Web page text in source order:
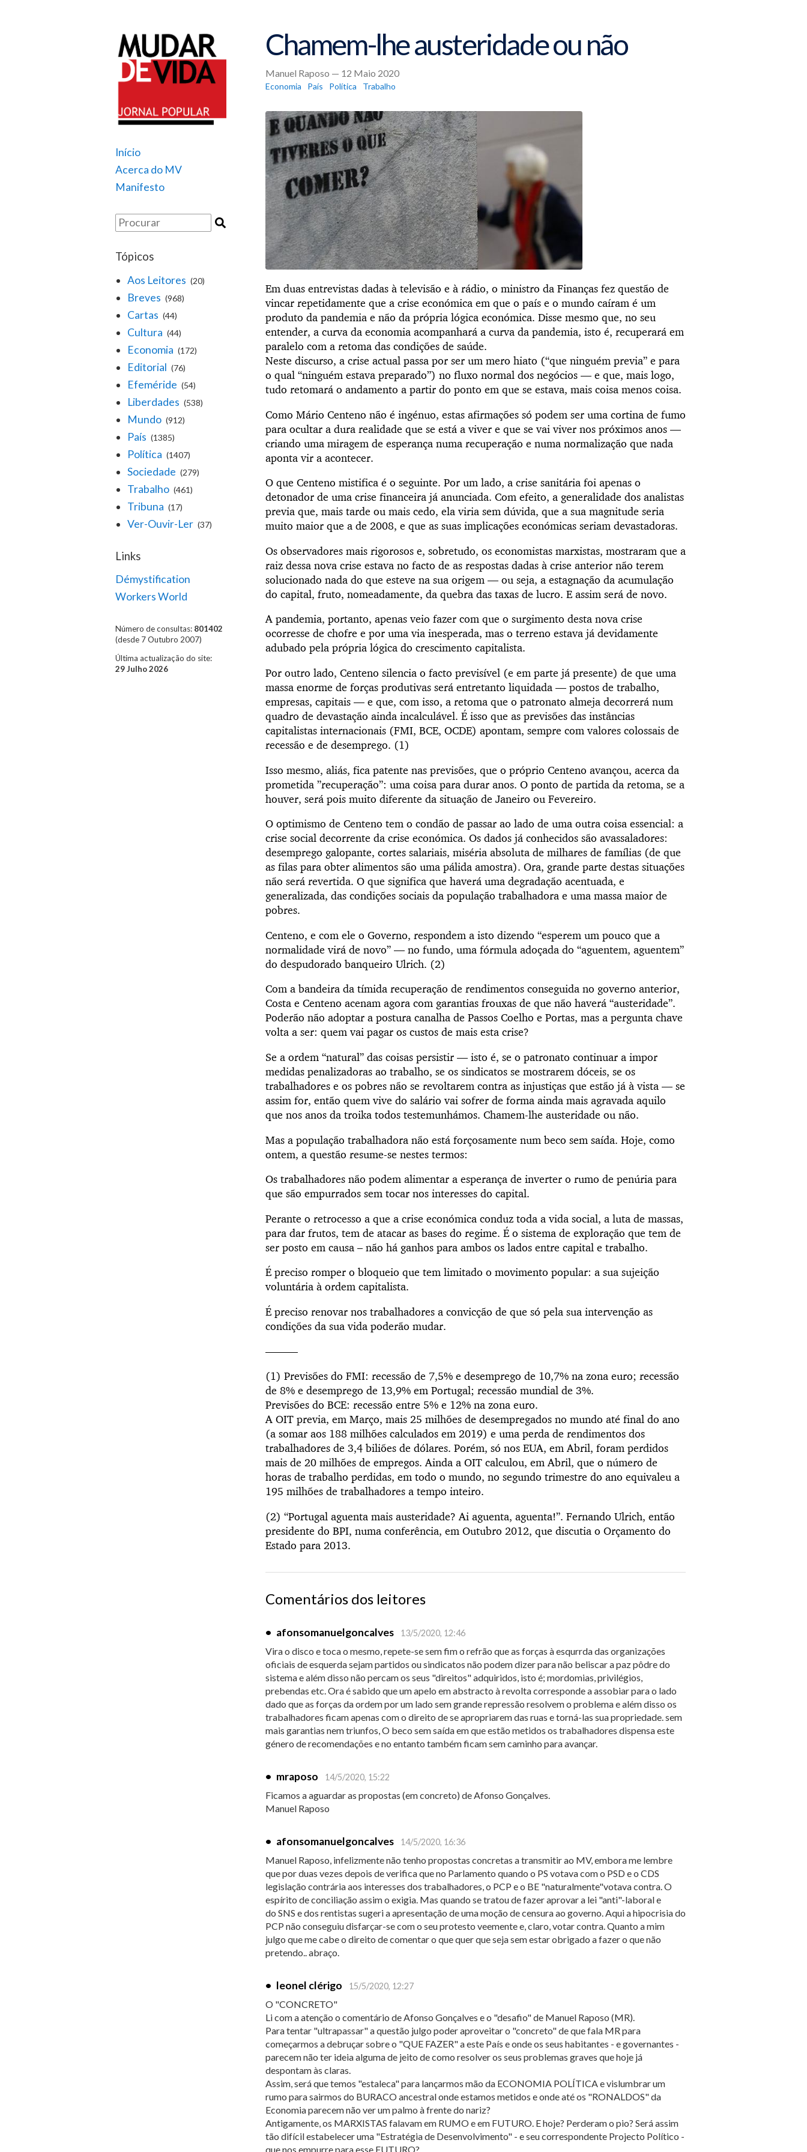
Início
Acerca do MV
Manifesto
Tópicos
Aos Leitores (20)
Breves (968)
Cartas (44)
Cultura (44)
Economia (172)
Editorial (76)
Efeméride (54)
Liberdades (538)
Mundo (912)
País (1385)
Política (1407)
Sociedade (279)
Trabalho (461)
Tribuna (17)
Ver-Ouvir-Ler (37)
Links
Démystification
Workers World
Número de consultas: 801402
(desde 7 Outubro 2007)
Última actualização do site:
29 Julho 2026
Chamem-lhe austeridade ou não
Manuel Raposo — 12 Maio 2020
Economia País Política Trabalho
Em duas entrevistas dadas à televisão e à rádio, o ministro da Finanças fez questão de
vincar repetidamente que a crise económica em que o país e o mundo caíram é um
produto da pandemia e não da própria lógica económica. Disse mesmo que, no seu
entender, a curva da economia acompanhará a curva da pandemia, isto é, recuperará em
paralelo com a retoma das condições de saúde.
Neste discurso, a crise actual passa por ser um mero hiato (“que ninguém previa” e para
o qual “ninguém estava preparado”) no fluxo normal dos negócios — e que, mais logo,
tudo retomará o andamento a partir do ponto em que se estava, mais coisa menos coisa.
Como Mário Centeno não é ingénuo, estas afirmações só podem ser uma cortina de fumo
para ocultar a dura realidade que se está a viver e que se vai viver nos próximos anos —
criando uma miragem de esperança numa recuperação e numa normalização que nada
aponta vir a acontecer.
O que Centeno mistifica é o seguinte. Por um lado, a crise sanitária foi apenas o
detonador de uma crise financeira já anunciada. Com efeito, a generalidade dos analistas
previa que, mais tarde ou mais cedo, ela viria sem dúvida, que a sua magnitude seria
muito maior que a de 2008, e que as suas implicações económicas seriam devastadoras.
Os observadores mais rigorosos e, sobretudo, os economistas marxistas, mostraram que a
raiz dessa nova crise estava no facto de as respostas dadas à crise anterior não terem
solucionado nada do que esteve na sua origem — ou seja, a estagnação da acumulação
do capital, fruto, nomeadamente, da quebra das taxas de lucro. E assim será de novo.
A pandemia, portanto, apenas veio fazer com que o surgimento desta nova crise
ocorresse de chofre e por uma via inesperada, mas o terreno estava já devidamente
adubado pela própria lógica do crescimento capitalista.
Por outro lado, Centeno silencia o facto previsível (e em parte já presente) de que uma
massa enorme de forças produtivas será entretanto liquidada — postos de trabalho,
empresas, capitais — e que, com isso, a retoma que o patronato almeja decorrerá num
quadro de devastação ainda incalculável. É isso que as previsões das instâncias
capitalistas internacionais (FMI, BCE, OCDE) apontam, sempre com valores colossais de
recessão e de desemprego. (1)
Isso mesmo, aliás, fica patente nas previsões, que o próprio Centeno avançou, acerca da
prometida ”recuperação”: uma coisa para durar anos. O ponto de partida da retoma, se a
houver, será pois muito diferente da situação de Janeiro ou Fevereiro.
O optimismo de Centeno tem o condão de passar ao lado de uma outra coisa essencial: a
crise social decorrente da crise económica. Os dados já conhecidos são avassaladores:
desemprego galopante, cortes salariais, miséria absoluta de milhares de famílias (de que
as filas para obter alimentos são uma pálida amostra). Ora, grande parte destas situações
não será revertida. O que significa que haverá uma degradação acentuada, e
generalizada, das condições sociais da população trabalhadora e uma massa maior de
pobres.
Centeno, e com ele o Governo, respondem a isto dizendo “esperem um pouco que a
normalidade virá de novo” — no fundo, uma fórmula adoçada do “aguentem, aguentem”
do despudorado banqueiro Ulrich. (2)
Com a bandeira da tímida recuperação de rendimentos conseguida no governo anterior,
Costa e Centeno acenam agora com garantias frouxas de que não haverá “austeridade”.
Poderão não adoptar a postura canalha de Passos Coelho e Portas, mas a pergunta chave
volta a ser: quem vai pagar os custos de mais esta crise?
Se a ordem “natural” das coisas persistir — isto é, se o patronato continuar a impor
medidas penalizadoras ao trabalho, se os sindicatos se mostrarem dóceis, se os
trabalhadores e os pobres não se revoltarem contra as injustiças que estão já à vista — se
assim for, então quem vive do salário vai sofrer de forma ainda mais agravada aquilo
que nos anos da troika todos testemunhámos. Chamem-lhe austeridade ou não.
Mas a população trabalhadora não está forçosamente num beco sem saída. Hoje, como
ontem, a questão resume-se nestes termos:
Os trabalhadores não podem alimentar a esperança de inverter o rumo de penúria para
que são empurrados sem tocar nos interesses do capital.
Perante o retrocesso a que a crise económica conduz toda a vida social, a luta de massas,
para dar frutos, tem de atacar as bases do regime. É o sistema de exploração que tem de
ser posto em causa – não há ganhos para ambos os lados entre capital e trabalho.
É preciso romper o bloqueio que tem limitado o movimento popular: a sua sujeição
voluntária à ordem capitalista.
É preciso renovar nos trabalhadores a convicção de que só pela sua intervenção as
condições da sua vida poderão mudar.
———
(1) Previsões do FMI: recessão de 7,5% e desemprego de 10,7% na zona euro; recessão
de 8% e desemprego de 13,9% em Portugal; recessão mundial de 3%.
Previsões do BCE: recessão entre 5% e 12% na zona euro.
A OIT previa, em Março, mais 25 milhões de desempregados no mundo até final do ano
(a somar aos 188 milhões calculados em 2019) e uma perda de rendimentos dos
trabalhadores de 3,4 biliões de dólares. Porém, só nos EUA, em Abril, foram perdidos
mais de 20 milhões de empregos. Ainda a OIT calculou, em Abril, que o número de
horas de trabalho perdidas, em todo o mundo, no segundo trimestre do ano equivaleu a
195 milhões de trabalhadores a tempo inteiro.
(2) “Portugal aguenta mais austeridade? Ai aguenta, aguenta!”. Fernando Ulrich, então
presidente do BPI, numa conferência, em Outubro 2012, que discutia o Orçamento do
Estado para 2013.
Comentários dos leitores
• afonsomanuelgoncalves 13/5/2020, 12:46
Vira o disco e toca o mesmo, repete-se sem fim o refrão que as forças à esqurrda das organizações
oficiais de esquerda sejam partidos ou sindicatos não podem dizer para não beliscar a paz pôdre do
sistema e além disso não percam os seus "direitos" adquiridos, isto é; mordomias, privilégios,
prebendas etc. Ora é sabido que um apelo em abstracto à revolta corresponde a assobiar para o lado
dado que as forças da ordem por um lado sem grande repressão resolvem o problema e além disso os
trabalhadores ficam apenas com o direito de se apropriarem das ruas e torná-las sua propriedade. sem
mais garantias nem triunfos, O beco sem saída em que estão metidos os trabalhadores dispensa este
género de recomendações e no entanto também ficam sem caminho para avançar.
• mraposo 14/5/2020, 15:22
Ficamos a aguardar as propostas (em concreto) de Afonso Gonçalves.
Manuel Raposo
• afonsomanuelgoncalves 14/5/2020, 16:36
Manuel Raposo, infelizmente não tenho propostas concretas a transmitir ao MV, embora me lembre
que por duas vezes depois de verifica que no Parlamento quando o PS votava com o PSD e o CDS
legislação contrária aos interesses dos trabalhadores, o PCP e o BE "naturalmente"votava contra. O
espírito de conciliação assim o exigia. Mas quando se tratou de fazer aprovar a lei "anti"-laboral e
do SNS e dos rentistas sugeri a apresentação de uma moção de censura ao governo. Aqui a hipocrisia do
PCP não conseguiu disfarçar-se com o seu protesto veemente e, claro, votar contra. Quanto a mim
julgo que me cabe o direito de comentar o que quer que seja sem estar obrigado a fazer o que não
pretendo.. abraço.
• leonel clérigo 15/5/2020, 12:27
O "CONCRETO"
Li com a atenção o comentário de Afonso Gonçalves e o "desafio" de Manuel Raposo (MR).
Para tentar "ultrapassar" a questão julgo poder aproveitar o "concreto" de que fala MR para
começarmos a debruçar sobre o "QUE FAZER" a este País e onde os seus habitantes - e governantes -
parecem não ter ideia alguma de jeito de como resolver os seus problemas graves que hoje já
despontam às claras.
Assim, será que temos "estaleca" para lançarmos mão da ECONOMIA POLÍTICA e vislumbrar um
rumo para sairmos do BURACO ancestral onde estamos metidos e onde até os "RONALDOS" da
Economia parecem não ver um palmo à frente do nariz?
Antigamente, os MARXISTAS falavam em RUMO e em FUTURO. E hoje? Perderam o pio? Será assim
tão difícil estabelecer uma "Estratégia de Desenvolvimento" - e seu correspondente Projecto Político -
que nos empurre para esse FUTURO?